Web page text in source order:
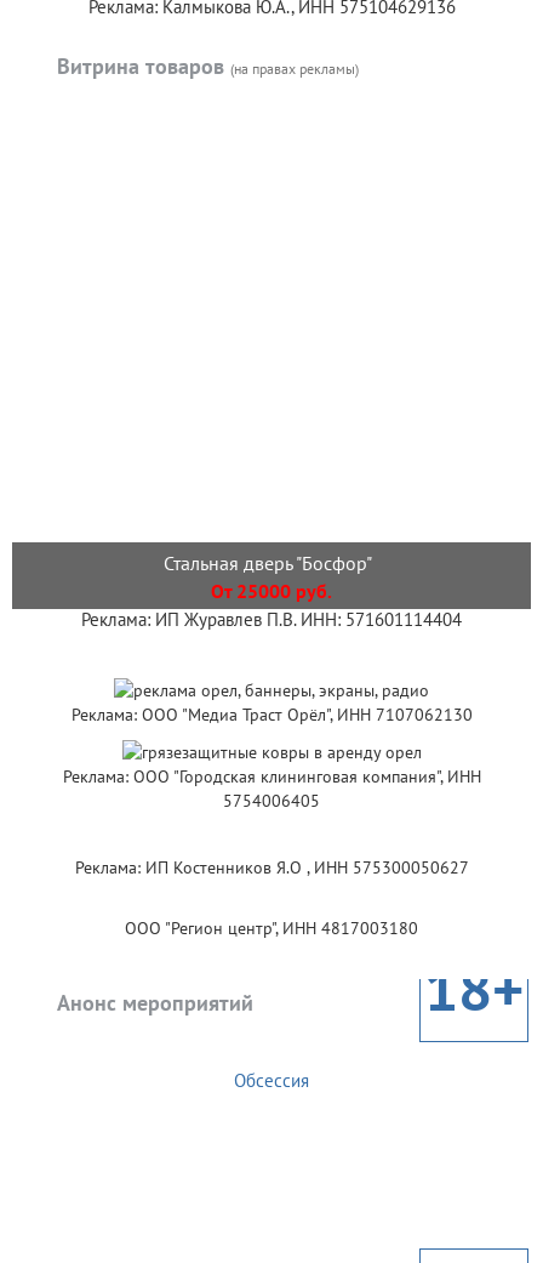
Реклама: Калмыкова Ю.А., ИНН 575104629136
Витрина товаров (на правах рекламы)
Стальная дверь "Босфор"
От 25000 руб.
Реклама: ИП Журавлев П.В. ИНН: 571601114404
Реклама: ООО "Медиа Траст Орёл", ИНН 7107062130
Реклама: ООО "Городская клининговая компания", ИНН
5754006405
Реклама: ИП Костенников Я.О , ИНН 575300050627
ООО "Регион центр", ИНН 4817003180
Анонс мероприятий 18+
Обсессия